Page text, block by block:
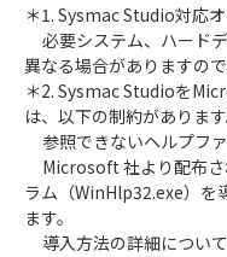
＊1. Sysmac Studio対応
必要システム、ハード
異なる場合がありますの
＊2. Sysmac Studioを
は、以下の制約があります
参照できないヘルプファ
Microsoft 社より配布さ
ラム（WinHlp32.exe）を
ます。
導入方法の詳細につい